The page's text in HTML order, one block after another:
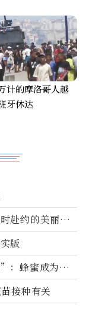
赴约的美丽震
版
：蜂蜜成为健
接种有关
计的摩洛哥人越
牙休达